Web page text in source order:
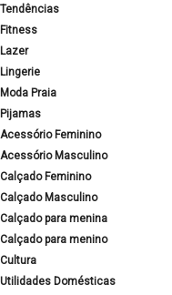
Tendências
Fitness
Lazer
Lingerie
Moda Praia
Pijamas
Acessório Feminino
Acessório Masculino
Calçado Feminino
Calçado Masculino
Calçado para menina
Calçado para menino
Cultura
Utilidades Domésticas